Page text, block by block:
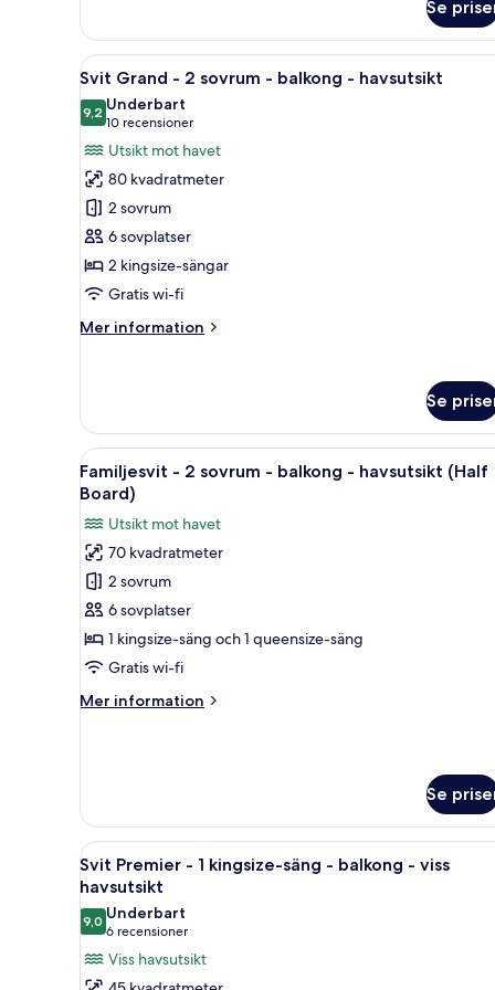
staden
Premier
2
enkelsängar
-
balkong
-
utsikt
mot
staden
Se
Öppna
alla
foton
för
Svit
Grand
-
2
sovrum
-
balkong
Allergitestade sängkläder,
9
Svit Grand - 2 sovrum - balkong - havsutsikt
9,29,2 av 10
Underbart
10 recensioner
(10 recensioner)
Utsikt mot havet
80 kvadratmeter
2 sovrum
6 sovplatser
2 kingsize-sängar
Gratis wi-fi
Mer information
Mer
-
sovrum
-
balkong
-
havsutsikt
Se
Öppna
alla
foton
för
Familjesvit
-
2
sovrum
-
-
Ett modernt hotellrum med
8
Familjesvit - 2 sovrum - balkong - havsutsikt (Half
Board)
Utsikt mot havet
70 kvadratmeter
2 sovrum
6 sovplatser
1 kingsize-säng och 1 queensize-säng
Gratis wi-fi
Mer information
Mer
sovrum
balkong
-
havsutsikt
(Half
Board)
Se
Öppna
alla
foton
för
Svit
Premier
Ett modernt hotellrum med
7
Svit Premier - 1 kingsize-säng - balkong - viss
havsutsikt
9,09,0 av 10
Underbart
6 recensioner
(6 recensioner)
Viss havsutsikt